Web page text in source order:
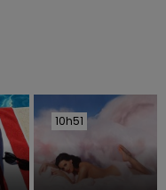
10h51
10h51